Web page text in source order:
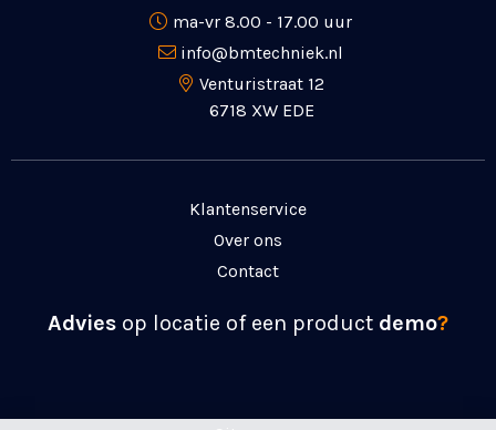
ma-vr 8.00 - 17.00 uur
info@bmtechniek.nl
Venturistraat 12
6718 XW EDE
Klantenservice
Over ons
Contact
Advies op locatie of een product demo?